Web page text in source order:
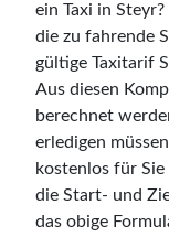
die zu fahrende
gültige Taxitarif
Aus diesen
berechnet
erledigen
kostenlos für Sie
die Start- und
das obige